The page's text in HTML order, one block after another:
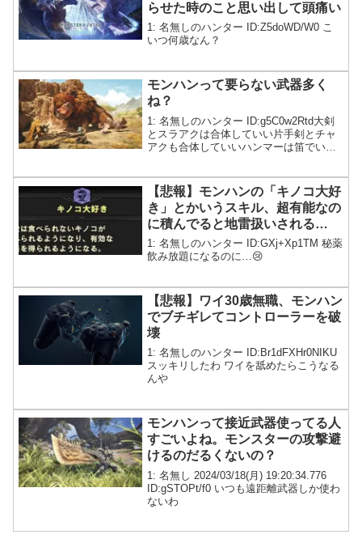
らせた時のこと思い出して頭痛い
1: 名無しのハンター ID:Z5doWD/W0 こ
いつ何歳なん？
モンハンって要らない武器多く
ね？
1: 名無しのハンター ID:g5C0w2Rtd大剣
とスラアクは合体していい片手剣とチャ
アクも合体していいハンマーは笛でいい
【悲報】モンハンの「キノコ大好
き」とかいうスキル、超有能なの
に積んでると地雷扱いされる…
1: 名無しのハンター ID:GXj+Xp1TM 秘薬
飲み放題になるのに…😢
【悲報】ワイ30歳無職、モンハン
でブチギレてコントローラーを破
壊
1: 名無しのハンター ID:Br1dFXHr0NIKU
スッキリしたわ ワイを舐めたらこうなる
んや
モンハンって接近武器使ってる人
すごいよね。モンスターの攻撃避
けるのだるくないの？
1: 名無し 2024/03/18(月) 19:20:34.776
ID:gSTOPt/f0 いつも遠距離武器しか使わ
ないわ